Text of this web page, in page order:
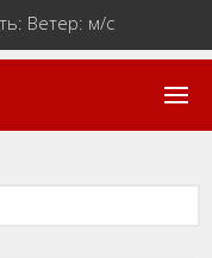
Ветер: м/с